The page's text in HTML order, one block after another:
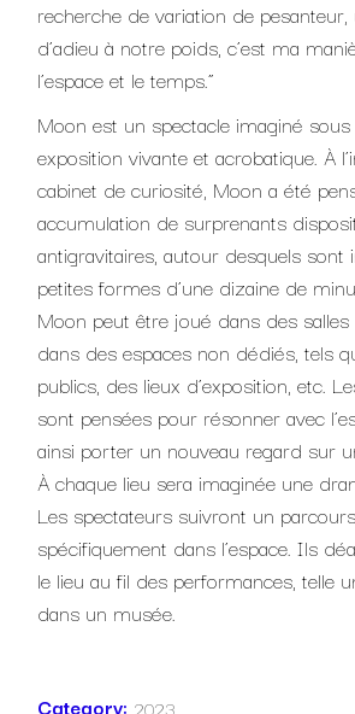
recherche de variation de
d’adieu à notre poids, c’est ma
l’espace et le temps.”
Moon est un spectacle imaginé
exposition vivante et acrobatique. À
cabinet de curiosité, Moon a été
accumulation de surprenants
antigravitaires, autour desquels sont
petites formes d’une dizaine de
Moon peut être joué dans des
dans des espaces non dédiés, tels
publics, des lieux d’exposition, etc.
sont pensées pour résonner avec
ainsi porter un nouveau regard sur
À chaque lieu sera imaginée une
Les spectateurs suivront un
spécifiquement dans l’espace. Ils
le lieu au fil des performances, telle
dans un musée.
Category: 2023